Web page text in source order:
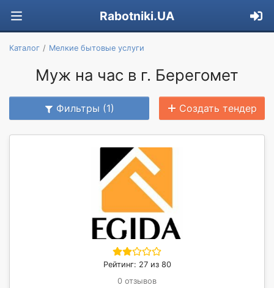
Rabotniki.UA
Каталог Мелкие бытовые услуги
Муж на час в г. Берегомет
Фильтры (1) Создать тендер
Рейтинг: 27 из 80
0 отзывов